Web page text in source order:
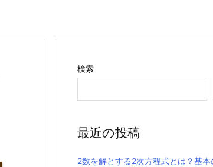
検索
最近の投稿
2数を解とする2次方程式とは？基